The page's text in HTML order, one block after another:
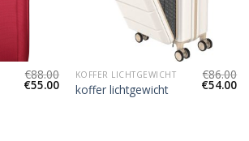
€88.00
€55.00
KOFFER LICHTGEWICHT
koffer lichtgewicht
€86.00
€54.00